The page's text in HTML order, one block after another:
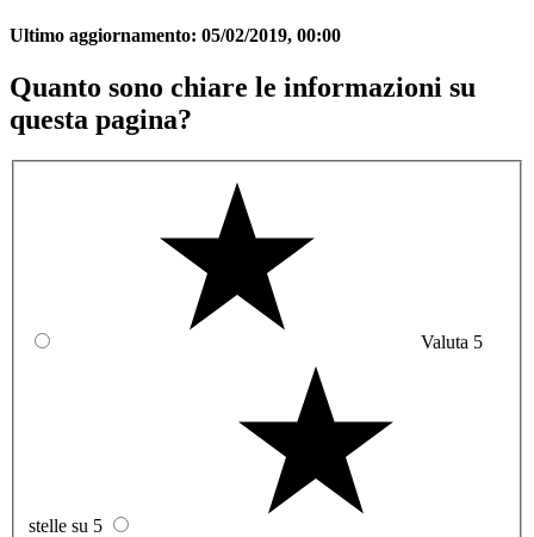
Ultimo aggiornamento: 05/02/2019, 00:00
Quanto sono chiare le informazioni su
questa pagina?
Valuta 5
stelle su 5